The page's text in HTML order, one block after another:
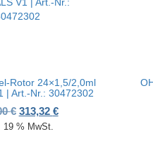
Rotor 24×1,5/2,0ml
| Art.-Nr.: 30472302
€ Ursprünglicher Preis war:
313,32 €Aktueller Preis ist:
19 % MwSt.